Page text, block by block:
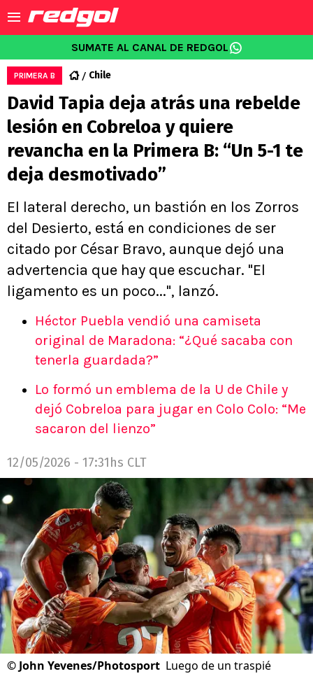
SUMATE AL CANAL DE REDGOL
PRIMERA B Chile
David Tapia deja atrás una rebelde
lesión en Cobreloa y quiere
revancha en la Primera B: “Un 5-1 te
deja desmotivado”
El lateral derecho, un bastión en los Zorros
del Desierto, está en condiciones de ser
citado por César Bravo, aunque dejó una
advertencia que hay que escuchar. "El
ligamento es un poco...", lanzó.
Héctor Puebla vendió una camiseta
original de Maradona: “¿Qué sacaba con
tenerla guardada?”
Lo formó un emblema de la U de Chile y
dejó Cobreloa para jugar en Colo Colo: “Me
sacaron del lienzo”
12/05/2026 - 17:31hs CLT
©John Yevenes/Photosport Luego de un traspié